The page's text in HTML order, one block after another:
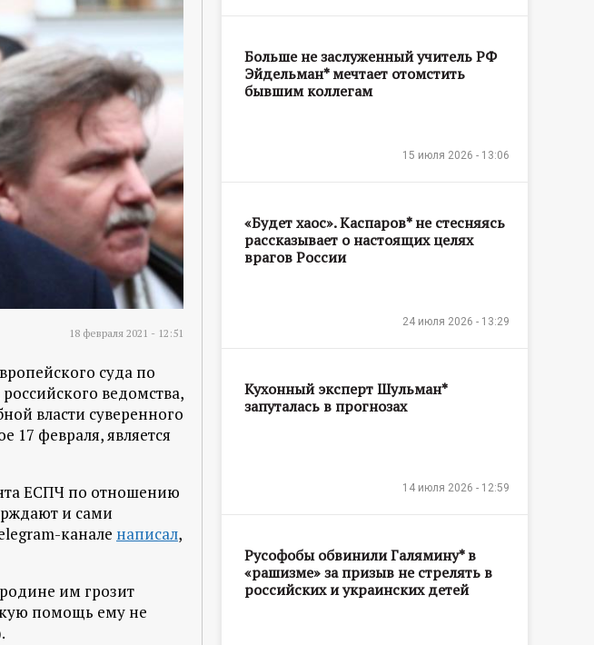
18 февраля 2021 - 12:51
суда по
ведомства,
власти суверенного
17 февраля, является
ЕСПЧ по отношению
и сами
канале написал,
им грозит
помощь ему не
Больше не заслуженный учитель РФ
Эйдельман* мечтает отомстить
бывшим коллегам
15 июля 2026 - 13:06
«Будет хаос». Каспаров* не стесняясь
рассказывает о настоящих целях
врагов России
24 июля 2026 - 13:29
Кухонный эксперт Шульман*
запуталась в прогнозах
14 июля 2026 - 12:59
Русофобы обвинили Галямину* в
«рашизме» за призыв не стрелять в
российских и украинских детей